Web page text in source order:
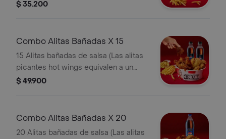
trozo de ala) + 1 Papa Pequeña + 1
$ 35.200
Combo Alitas Bañadas X 15
15 Alitas bañadas de salsa (Las alitas
picantes hot wings equivalen a un
trozo de ala) + 2 Papa Pequeña + 2
$ 49.900
Combo Alitas Bañadas X 20
20 Alitas bañadas de salsa (Las alitas